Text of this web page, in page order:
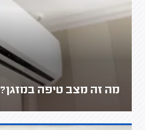
מה זה מצב טיפה במזגן?